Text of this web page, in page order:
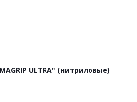
ULTRA" (нитриловые)